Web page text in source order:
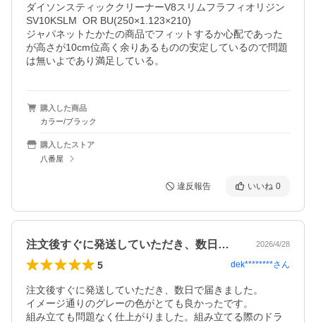
ダイソンスティッククリーナーV8スリムフラフィオリジン
SV10KSLM  OR BU(250×1.123×210)
ジャパネットたかたの商品でフィットするか心配であった
が高さが10cm位高く余りあるものの安定しているので問題
は無いよであり満足している。
購入した商品
カラー/ブラック
購入したストア
八番屋
違反報告 いいね 0
注文後すぐに発送していただき、数日で届… 2026/4/28
5 dek********さん
注文後すぐに発送していただき、数日で届きました。
イメージ通りのグレーの色がとても良かったです。
組み立ても問題なく仕上がりました。組み立てる際のドラ